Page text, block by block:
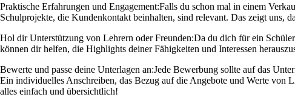
Praktische Erfahrungen und Engagement:Falls du schon mal in einem
Schulprojekte, die Kundenkontakt beinhalten, sind relevant. Das zeigt uns,
Hol dir Unterstützung von Lehrern oder Freunden:Da du dich für ein
können dir helfen, die Highlights deiner Fähigkeiten und Interessen
Bewerte und passe deine Unterlagen an:Jede Bewerbung sollte auf das
Ein individuelles Anschreiben, das Bezug auf die Angebote und Werte
alles einfach und übersichtlich!